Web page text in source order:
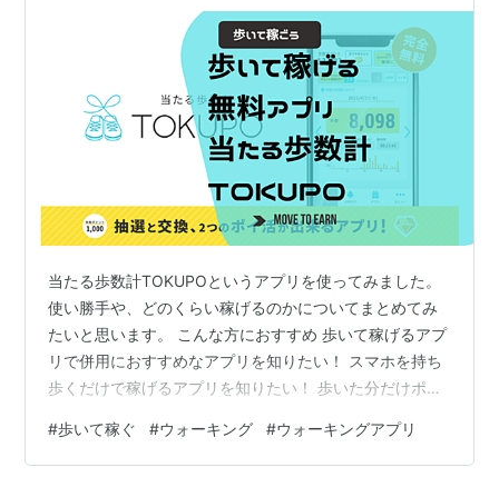
当たる歩数計TOKUPOというアプリを使ってみました。
使い勝手や、どのくらい稼げるのかについてまとめてみ
たいと思います。 こんな方におすすめ 歩いて稼げるアプ
リで併用におすすめなアプリを知りたい！ スマホを持ち
歩くだけで稼げるアプリを知りたい！ 歩いた分だけポイ
おススメポイント！ 歩行ポイントの貯め方 ダイヤポイン
トの貯め方 集めたダイヤポイントは確実に交換できる！
#歩いて稼ぐ #ウォーキング #ウォーキングアプリ